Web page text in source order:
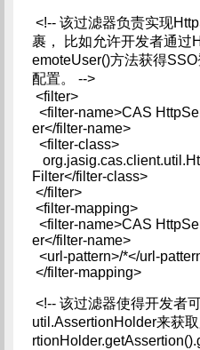
<!-- 该过滤器负责实现
裹， 比如允许开发者通过
emoteUser()方法获得
配置。 -->
<filter>
<filter-name>CAS
er</filter-name>
<filter-class>
Filter</filter-class>
</filter>
<filter-mapping>
<filter-name>CAS
er</filter-name>
<url-pattern>/*</url-
</filter-mapping>
<!-- 该过滤器使得开发者
util.AssertionHolder来获